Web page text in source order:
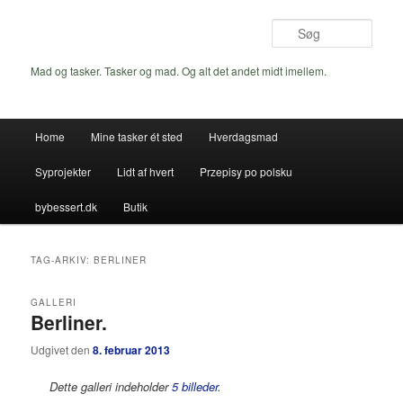
indhold
indholdMad og tasker. Tasker og mad. Og alt det andet midt imellem.
Home Mine tasker ét sted Hverdagsmad
Syprojekter Lidt af hvert Przepisy po polsku
bybessert.dk Butik
TAG-ARKIV:BERLINER
Berliner.
GALLERI
Udgivet den8. februar 2013
Dette galleri indeholder5 billeder.